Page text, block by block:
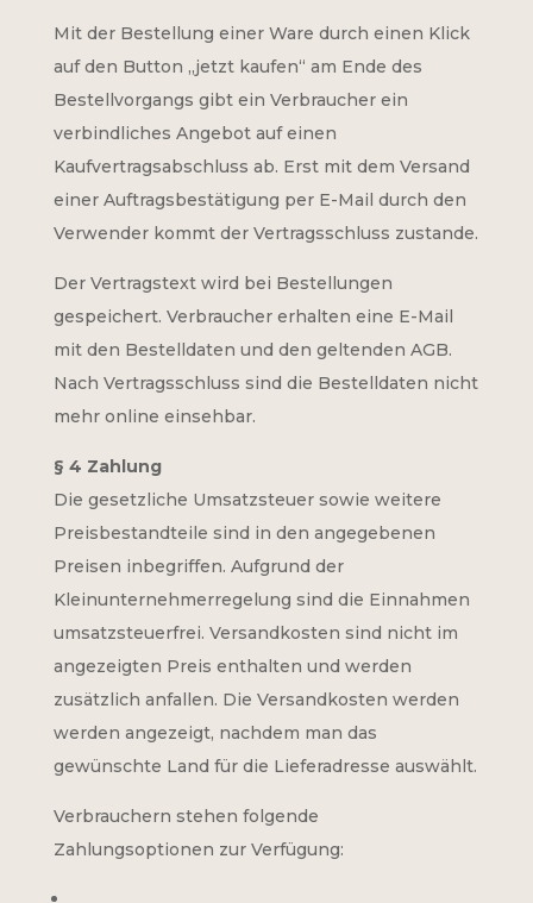
Mit der Bestellung einer Ware durch einen Klick
auf den Button „jetzt kaufen“ am Ende des
Bestellvorgangs gibt ein Verbraucher ein
verbindliches Angebot auf einen
Kaufvertragsabschluss ab. Erst mit dem Versand
einer Auftragsbestätigung per E-Mail durch den
Verwender kommt der Vertragsschluss zustande.
Der Vertragstext wird bei Bestellungen
gespeichert. Verbraucher erhalten eine E-Mail
mit den Bestelldaten und den geltenden AGB.
Nach Vertragsschluss sind die Bestelldaten nicht
mehr online einsehbar.
§ 4 Zahlung
Die gesetzliche Umsatzsteuer sowie weitere
Preisbestandteile sind in den angegebenen
Preisen inbegriffen. Aufgrund der
Kleinunternehmerregelung sind die Einnahmen
umsatzsteuerfrei. Versandkosten sind nicht im
angezeigten Preis enthalten und werden
zusätzlich anfallen. Die Versandkosten werden
werden angezeigt, nachdem man das
gewünschte Land für die Lieferadresse auswählt.
Verbrauchern stehen folgende
Zahlungsoptionen zur Verfügung: